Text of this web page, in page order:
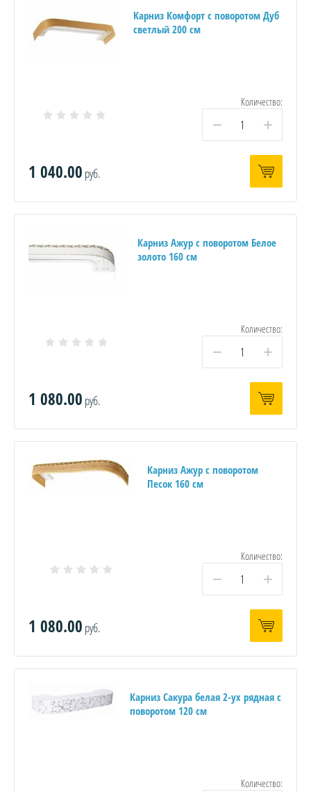
Карниз Комфорт с поворотом Дуб
светлый 200 см
Количество:
− +
1 040.00 руб.
Карниз Ажур с поворотом Белое
золото 160 см
Количество:
− +
1 080.00 руб.
Карниз Ажур с поворотом
Песок 160 см
Количество:
− +
1 080.00 руб.
Карниз Сакура белая 2-ух рядная с
поворотом 120 см
Количество: